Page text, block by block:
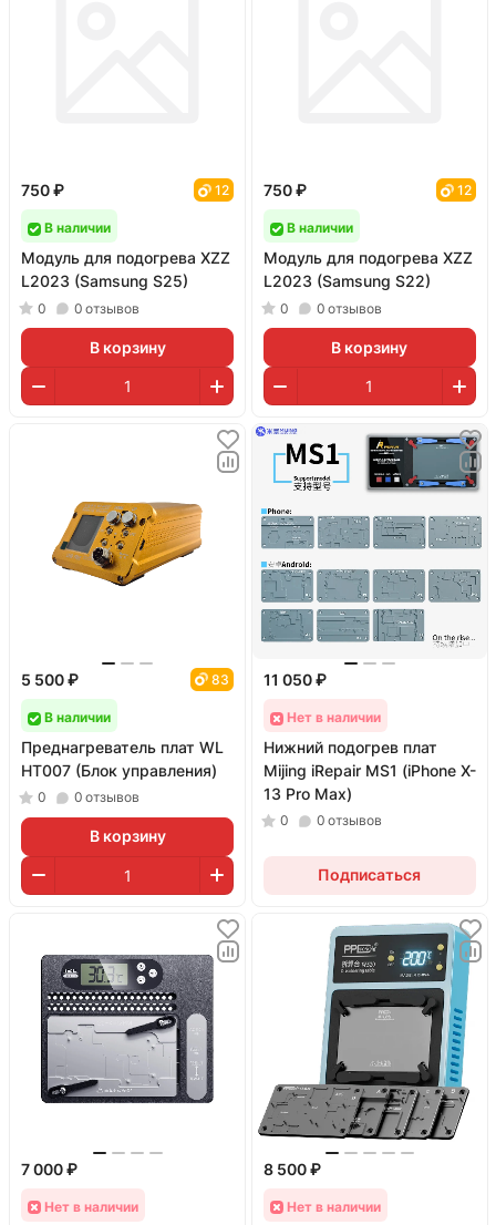
750 ₽ 12
В наличии
Модуль для подогрева XZZ
L2023 (Samsung S25)
0 0 отзывов
В корзину
750 ₽ 12
В наличии
Модуль для подогрева XZZ
L2023 (Samsung S22)
0 0 отзывов
В корзину
5 500 ₽ 83
В наличии
Преднагреватель плат WL
HT007 (Блок управления)
0 0 отзывов
В корзину
11 050 ₽
Нет в наличии
Нижний подогрев плат
Mijing iRepair MS1 (iPhone X-
13 Pro Max)
0 0 отзывов
Подписаться
7 000 ₽
Нет в наличии
8 500 ₽
Нет в наличии